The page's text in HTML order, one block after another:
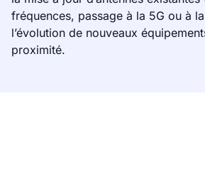
fréquences, passage à la 5G ou à
l’évolution de nouveaux
proximité.